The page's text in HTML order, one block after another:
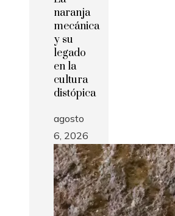
naranja
mecánica
y su
legado
en la
cultura
distópica
agosto
6, 2026